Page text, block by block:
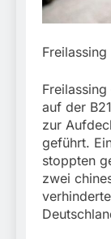
auf der
zur
geführt.
stoppten
zwei